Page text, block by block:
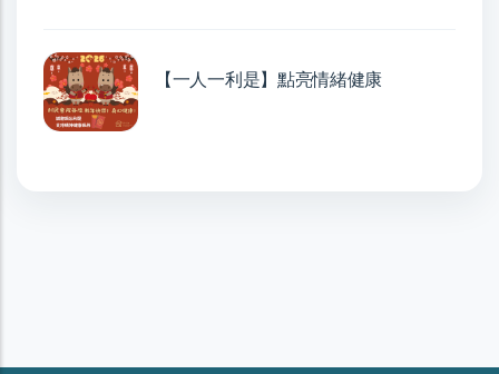
【一人一利是】點亮情緒健康